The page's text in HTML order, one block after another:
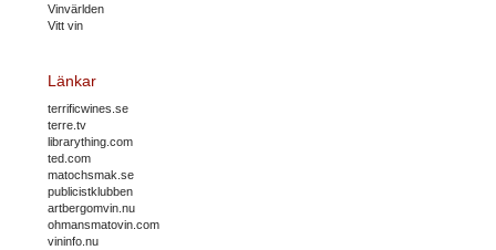
Vinvärlden
Vitt vin
Länkar
terrificwines.se
terre.tv
librarything.com
ted.com
matochsmak.se
publicistklubben
artbergomvin.nu
ohmansmatovin.com
vininfo.nu